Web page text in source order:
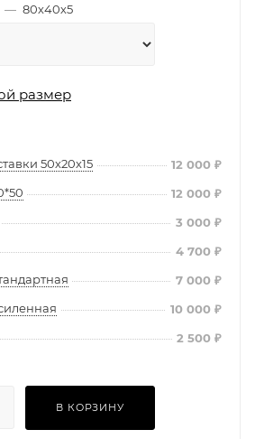
— 80х40х5
размер
50х20х15 12 000 ₽
12 000 ₽
3 000 ₽
4 700 ₽
7 000 ₽
10 000 ₽
2 500 ₽
В КОРЗИНУ